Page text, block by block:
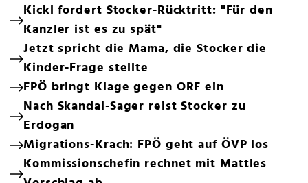
Kickl fordert Stocker-Rücktritt: "Für den
Kanzler ist es zu spät"
Jetzt spricht die Mama, die Stocker die
Kinder-Frage stellte
FPÖ bringt Klage gegen ORF ein
Nach Skandal-Sager reist Stocker zu
Erdogan
Migrations-Krach: FPÖ geht auf ÖVP los
Kommissionschefin rechnet mit Mattles